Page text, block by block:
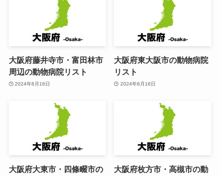
大阪府藤井寺市・富田林市
周辺の動物病院リスト
2024年8月16日
大阪府東大阪市の動物病院
リスト
2024年8月16日
大阪府大東市・四條畷市の
大阪府枚方市・高槻市の動